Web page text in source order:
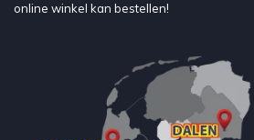
online winkel kan bestellen!